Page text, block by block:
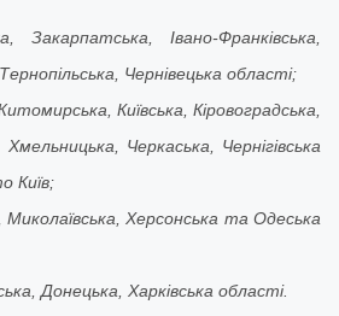
Закарпатська, Івано-Франківська,
Чернівецька області;
Київська, Кіровоградська,
Черкаська, Чернігівська
Київ;
Миколаївська, Херсонська та Одеська
Донецька, Харківська області.